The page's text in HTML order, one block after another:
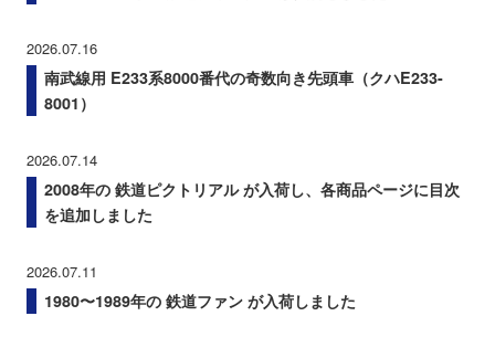
2026.07.16
南武線用 E233系8000番代の奇数向き先頭車（クハE233-
8001）
2026.07.14
2008年の 鉄道ピクトリアル が入荷し、各商品ページに目次
を追加しました
2026.07.11
1980〜1989年の 鉄道ファン が入荷しました